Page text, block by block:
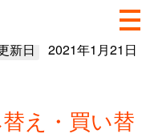
新日 2021年1月21日
え・買い替